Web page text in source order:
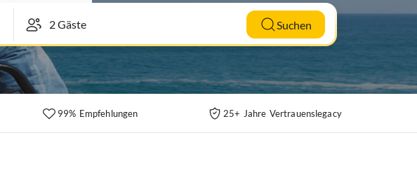
Suchen
99% Empfehlungen 25+ Jahre Vertrauenslegacy